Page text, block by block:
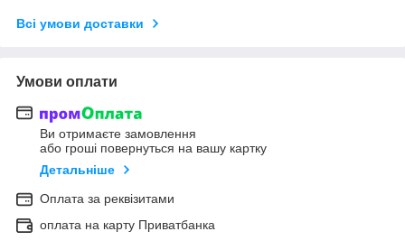
Всі умови доставки
Умови оплати
Ви отримаєте замовлення
або гроші повернуться на вашу картку
Детальніше
Оплата за реквізитами
оплата на карту Приватбанка